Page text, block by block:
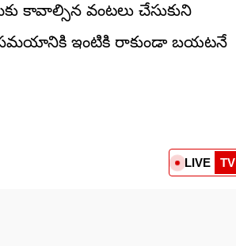
కావాల్సిన వంటలు చేసుకుని
సమయానికి ఇంటికి రాకుండా బయటనే
LIVE TV